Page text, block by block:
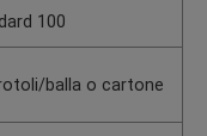
100
balla o cartone